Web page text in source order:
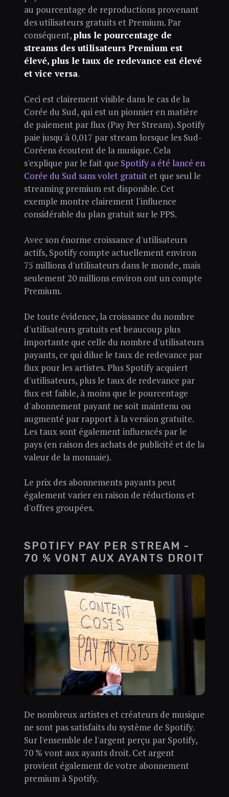
au pourcentage de reproductions provenant
des utilisateurs gratuits et Premium. Par
conséquent,plus le pourcentage de
streams des utilisateurs Premium est
élevé, plus le taux de redevance est élevé
et vice versa.
Ceci est clairement visible dans le cas de la
Corée du Sud, qui est un pionnier en matière
de paiement par flux (Pay Per Stream). Spotify
paie jusqu'à 0,017 par stream lorsque les Sud-
Coréens écoutent de la musique. Cela
s'explique par le fait que Spotify a été lancé en
Corée du Sud sans volet gratuitet que seul le
streaming premium est disponible. Cet
exemple montre clairement l'influence
considérable du plan gratuit sur le PPS.
Avec son énorme croissance d'utilisateurs
actifs, Spotify compte actuellement environ
75 millions d'utilisateurs dans le monde, mais
seulement 20 millions environ ont un compte
Premium.
De toute évidence, la croissance du nombre
d'utilisateurs gratuits est beaucoup plus
importante que celle du nombre d'utilisateurs
payants, ce qui dilue le taux de redevance par
flux pour les artistes. Plus Spotify acquiert
d'utilisateurs, plus le taux de redevance par
flux est faible, à moins que le pourcentage
d'abonnement payant ne soit maintenu ou
augmenté par rapport à la version gratuite.
Les taux sont également influencés par le
pays (en raison des achats de publicité et de la
valeur de la monnaie).
Le prix des abonnements payants peut
également varier en raison de réductions et
d'offres groupées.
SPOTIFY PAY PER STREAM -
70 % VONT AUX AYANTS DROIT
De nombreux artistes et créateurs de musique
ne sont pas satisfaits du système de Spotify.
Sur l'ensemble de l'argent perçu par Spotify,
70 % vont aux ayants droit. Cet argent
provient également de votre abonnement
premium à Spotify.